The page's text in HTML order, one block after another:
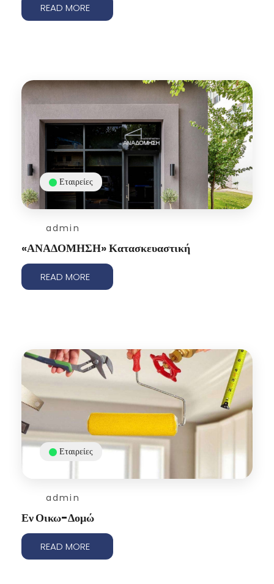
READ MORE
admin
Εταιρείες
«ΑΝΑΔΟΜΗΣΗ» Κατασκευαστική
READ MORE
admin
Εταιρείες
Εν Οικω-Δομώ
READ MORE